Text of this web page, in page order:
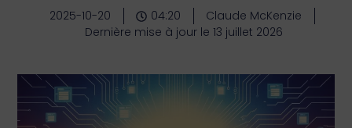
2025-10-20 04:20
Claude McKenzie
Dernière mise à jour le 13 juillet 2026